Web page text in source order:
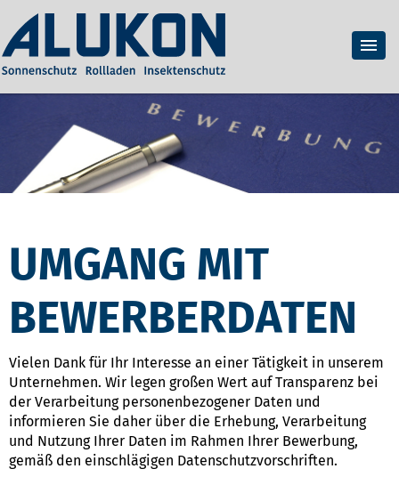
UMGANG MIT
BEWERBERDATEN
Vielen Dank für Ihr Interesse an einer Tätigkeit in unserem
Unternehmen. Wir legen großen Wert auf Transparenz bei
der Verarbeitung personenbezogener Daten und
informieren Sie daher über die Erhebung, Verarbeitung
und Nutzung Ihrer Daten im Rahmen Ihrer Bewerbung,
gemäß den einschlägigen Datenschutzvorschriften.